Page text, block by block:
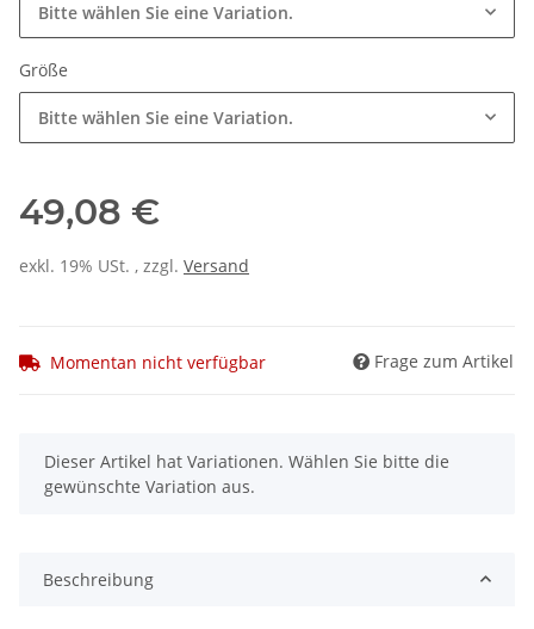
Bitte wählen Sie eine Variation.
Größe
Bitte wählen Sie eine Variation.
49,08 €
exkl. 19% USt. , zzgl. Versand
Momentan nicht verfügbar Frage zum Artikel
x
Dieser Artikel hat Variationen. Wählen Sie bitte die
gewünschte Variation aus.
Beschreibung